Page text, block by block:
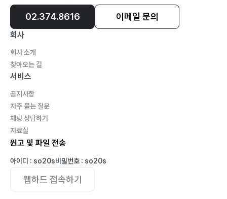
02.374.8616 이메일 문의
회사
회사 소개
찾아오는 길
서비스
공지사항
자주 묻는 질문
채팅 상담하기
자료실
원고 및 파일 전송
아이디 : so20s비밀번호 : so20s
웹하드 접속하기